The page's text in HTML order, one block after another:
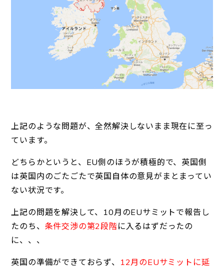
上記のような問題が、全然解決しないまま現在に至っ
ています。
どちらかというと、EU側のほうが積極的で、英国側
は英国内のごたごたで英国自体の意見がまとまってい
ない状況です。
上記の問題を解決して、10月のEUサミットで報告し
たのち、 条件交渉の第2段階に入るはずだったの
に、、、
英国の準備ができておらず、
12月のEUサミットに延